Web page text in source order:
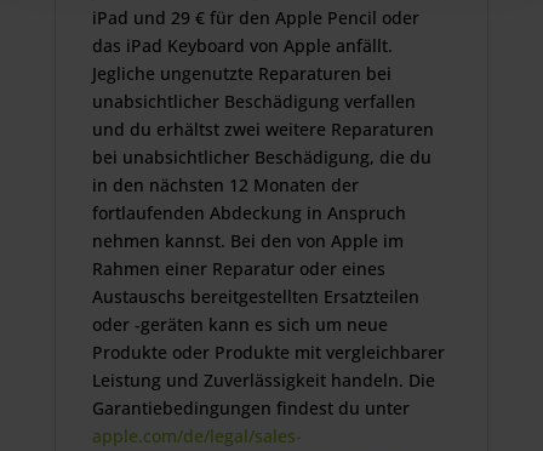
iPad und 29 € für den Apple Pencil oder
das iPad Keyboard von Apple anfällt.
Jegliche ungenutzte Reparaturen bei
unabsichtlicher Beschädigung verfallen
und du erhältst zwei weitere Reparaturen
bei unabsichtlicher Beschädigung, die du
in den nächsten 12 Monaten der
fortlaufenden Abdeckung in Anspruch
nehmen kannst. Bei den von Apple im
Rahmen einer Reparatur oder eines
Austauschs bereitgestellten Ersatzteilen
oder ‑geräten kann es sich um neue
Produkte oder Produkte mit vergleichbarer
Leistung und Zuverlässigkeit handeln. Die
Garantiebedingungen findest du unter
apple.com/de/legal/sales-